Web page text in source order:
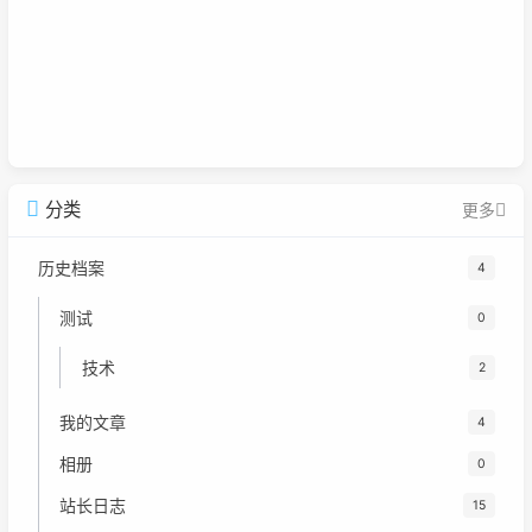
分类 更多
历史档案 4
测试 0
技术 2
我的文章 4
相册 0
站长日志 15